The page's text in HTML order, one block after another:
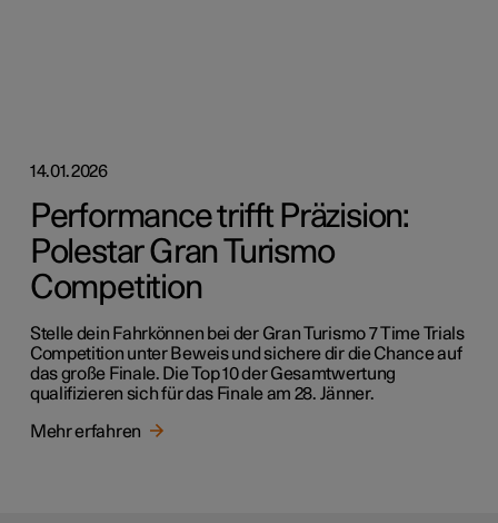
14.01.2026
Performance trifft Präzision:
Polestar Gran Turismo
Competition
Stelle dein Fahrkönnen bei der Gran Turismo 7 Time Trials
Competition unter Beweis und sichere dir die Chance auf
das große Finale. Die Top 10 der Gesamtwertung
qualifizieren sich für das Finale am 28. Jänner.
Mehr erfahren